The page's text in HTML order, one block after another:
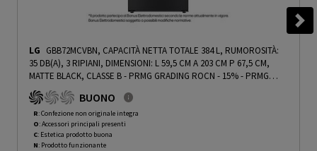
LG GBB72MCVBN, CAPACITÀ NETTA TOTALE 384 L, RUMOROSITÀ:
35 DB(A), 3 RIPIANI, DIMENSIONI: L 59,5 CM A 203 CM P 67,5 CM,
MATTE BLACK, CLASSE B - PRMG GRADING ROCN - 15%- PRMG
GRADING ROCN - 15%
BUONO
R: Confezione non originale integra
O: Accessori principali presenti
C: Estetica prodotto buona
N: Prodotto funzionante